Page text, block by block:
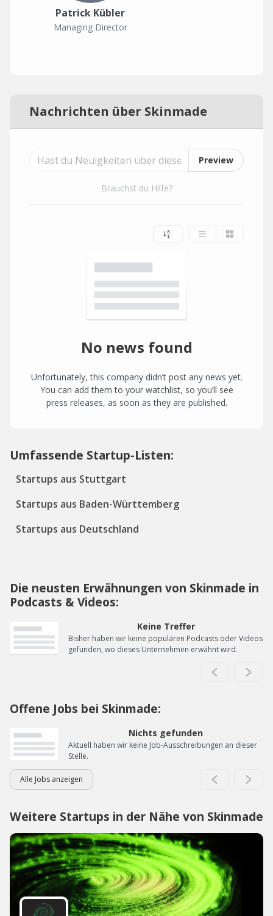
Patrick Kübler
Managing Director
Nachrichten über Skinmade
Preview
Brauchst du Hilfe?
No news found
Unfortunately, this company didn’t post any news yet.
You can add them to your watchlist, so you’ll see
press releases, as soon as they are published.
Umfassende Startup-Listen:
Startups aus Stuttgart
Startups aus Baden-Württemberg
Startups aus Deutschland
Die neusten Erwähnungen von Skinmade in
Podcasts & Videos:
Keine Treffer
Bisher haben wir keine populären Podcasts oder Videos
gefunden, wo dieses Unternehmen erwähnt wird.
Offene Jobs bei Skinmade:
Nichts gefunden
Aktuell haben wir keine Job-Ausschreibungen an dieser
Stelle.
Alle Jobs anzeigen
Weitere Startups in der Nähe von Skinmade